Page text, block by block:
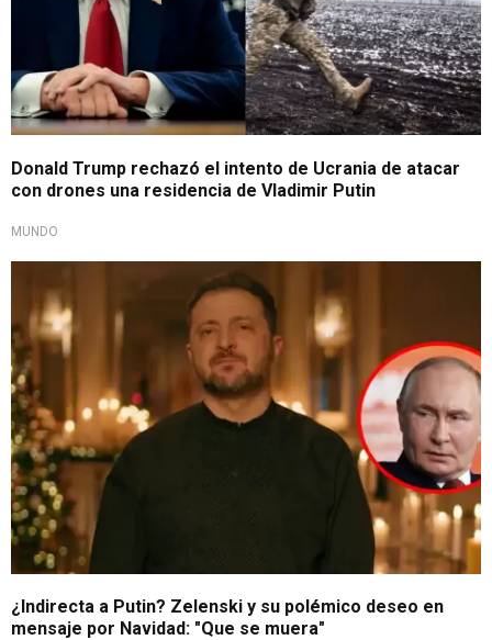
Donald Trump rechazó el intento de Ucrania de atacar
con drones una residencia de Vladimir Putin
MUNDO
¿Indirecta a Putin? Zelenski y su polémico deseo en
mensaje por Navidad: "Que se muera"